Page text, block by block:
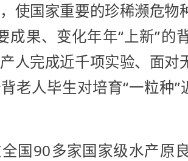
使国家重要的珍稀濒危物
果、变化年年“上新”的
人完成近千项实验、面对
老人毕生对培育“一粒种”
国90多家国家级水产原